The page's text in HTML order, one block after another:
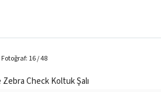
Fotoğraf: 16 / 48
Check Koltuk Şalı